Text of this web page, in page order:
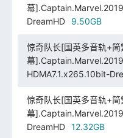
幕
DreamHD
9.50GB
惊奇队长[国英多音轨+简
幕
HDMA7.1.x265.10bit-
惊奇队长[国英多音轨+简
幕
DreamHD
12.32GB